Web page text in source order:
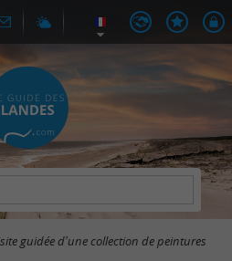
guidée d'une collection de peintures